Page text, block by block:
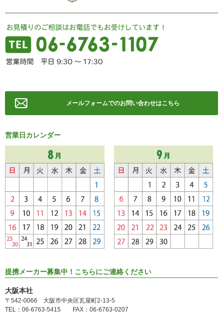
メールフォームでのお問い合わせはこちら
営業日カレンダー
提携メーカー募集中！こちらにご連絡ください
大阪本社
〒542-0066 大阪市中央区瓦屋町2-13-5
TEL：06-6763-5415 FAX：06-6763-0207